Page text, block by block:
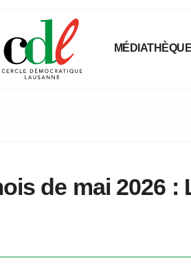
MÉDIATHÈQUE
de mai 2026 :